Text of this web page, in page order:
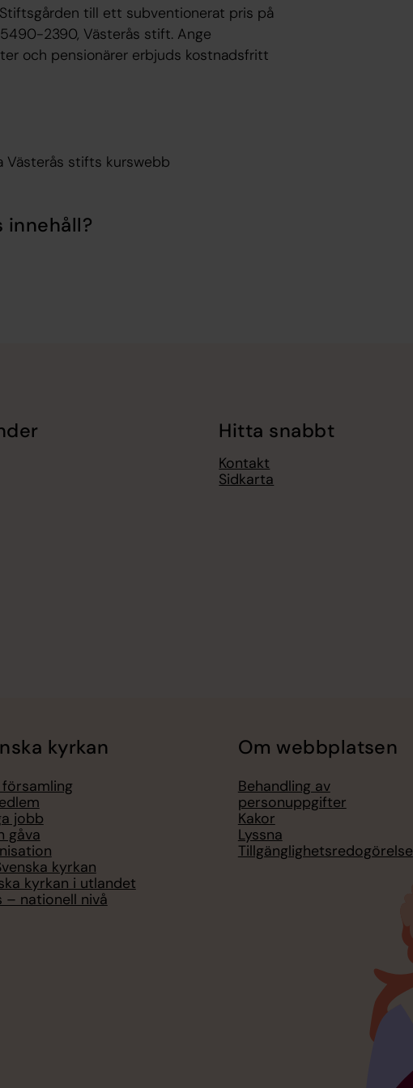
till ett subventionerat pris på
2390, Västerås stift. Ange
och pensionärer erbjuds kostnadsfritt
Västerås stifts kurswebb
innehåll?
Hitta snabbt
Kontakt
Sidkarta
kyrkan
jobb
gåva
kyrkan
kyrkan i utlandet
– nationell nivå
Om webbplatsen
Behandling av
personuppgifter
Kakor
Lyssna
Tillgänglighetsredogörelse